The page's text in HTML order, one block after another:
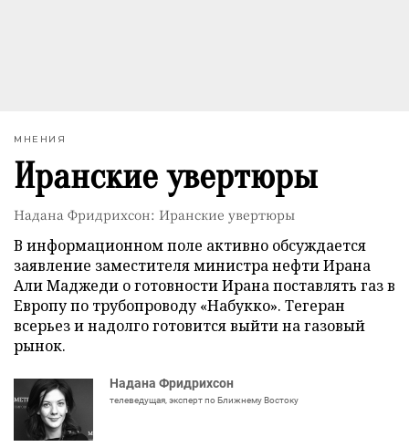
МНЕНИЯ
Иранские увертюры
Надана Фридрихсон: Иранские увертюры
В информационном поле активно обсуждается
заявление заместителя министра нефти Ирана
Али Маджеди о готовности Ирана поставлять газ в
Европу по трубопроводу «Набукко». Тегеран
всерьез и надолго готовится выйти на газовый
рынок.
Надана Фридрихсон
телеведущая, эксперт по Ближнему Востоку